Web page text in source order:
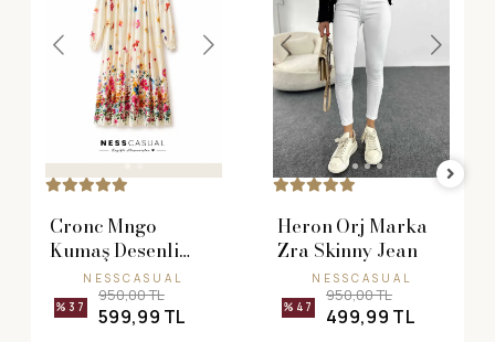
Cronc Mngo
Kumaş Desenli
ElbiseNESSCASUAL
%37
950,00 TL
599,99 TL
Heron Orj Marka
Zra Skinny Jean
NESSCASUAL
%47
950,00 TL
499,99 TL